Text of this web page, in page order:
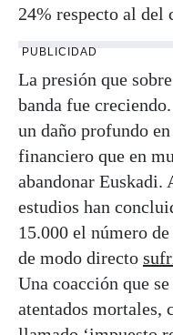
24% respecto al del
PUBLICIDAD
La presión que
banda fue
un daño profundo
financiero que en
abandonar Euskadi.
estudios han
15.000 el número
de modo directo
Una coacción que
atentados mortales,